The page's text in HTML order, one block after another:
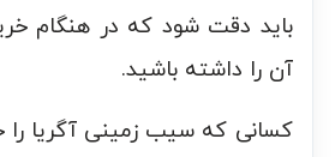
باید دقت شود که در هنگام
آن را داشته باشید.
کسانی که سیب زمینی آگریا را